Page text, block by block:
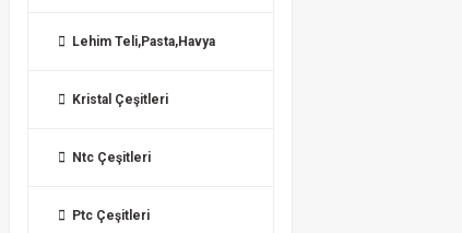
Lehim Teli,Pasta,Havya
Kristal Çeşitleri
Ntc Çeşitleri
Ptc Çeşitleri